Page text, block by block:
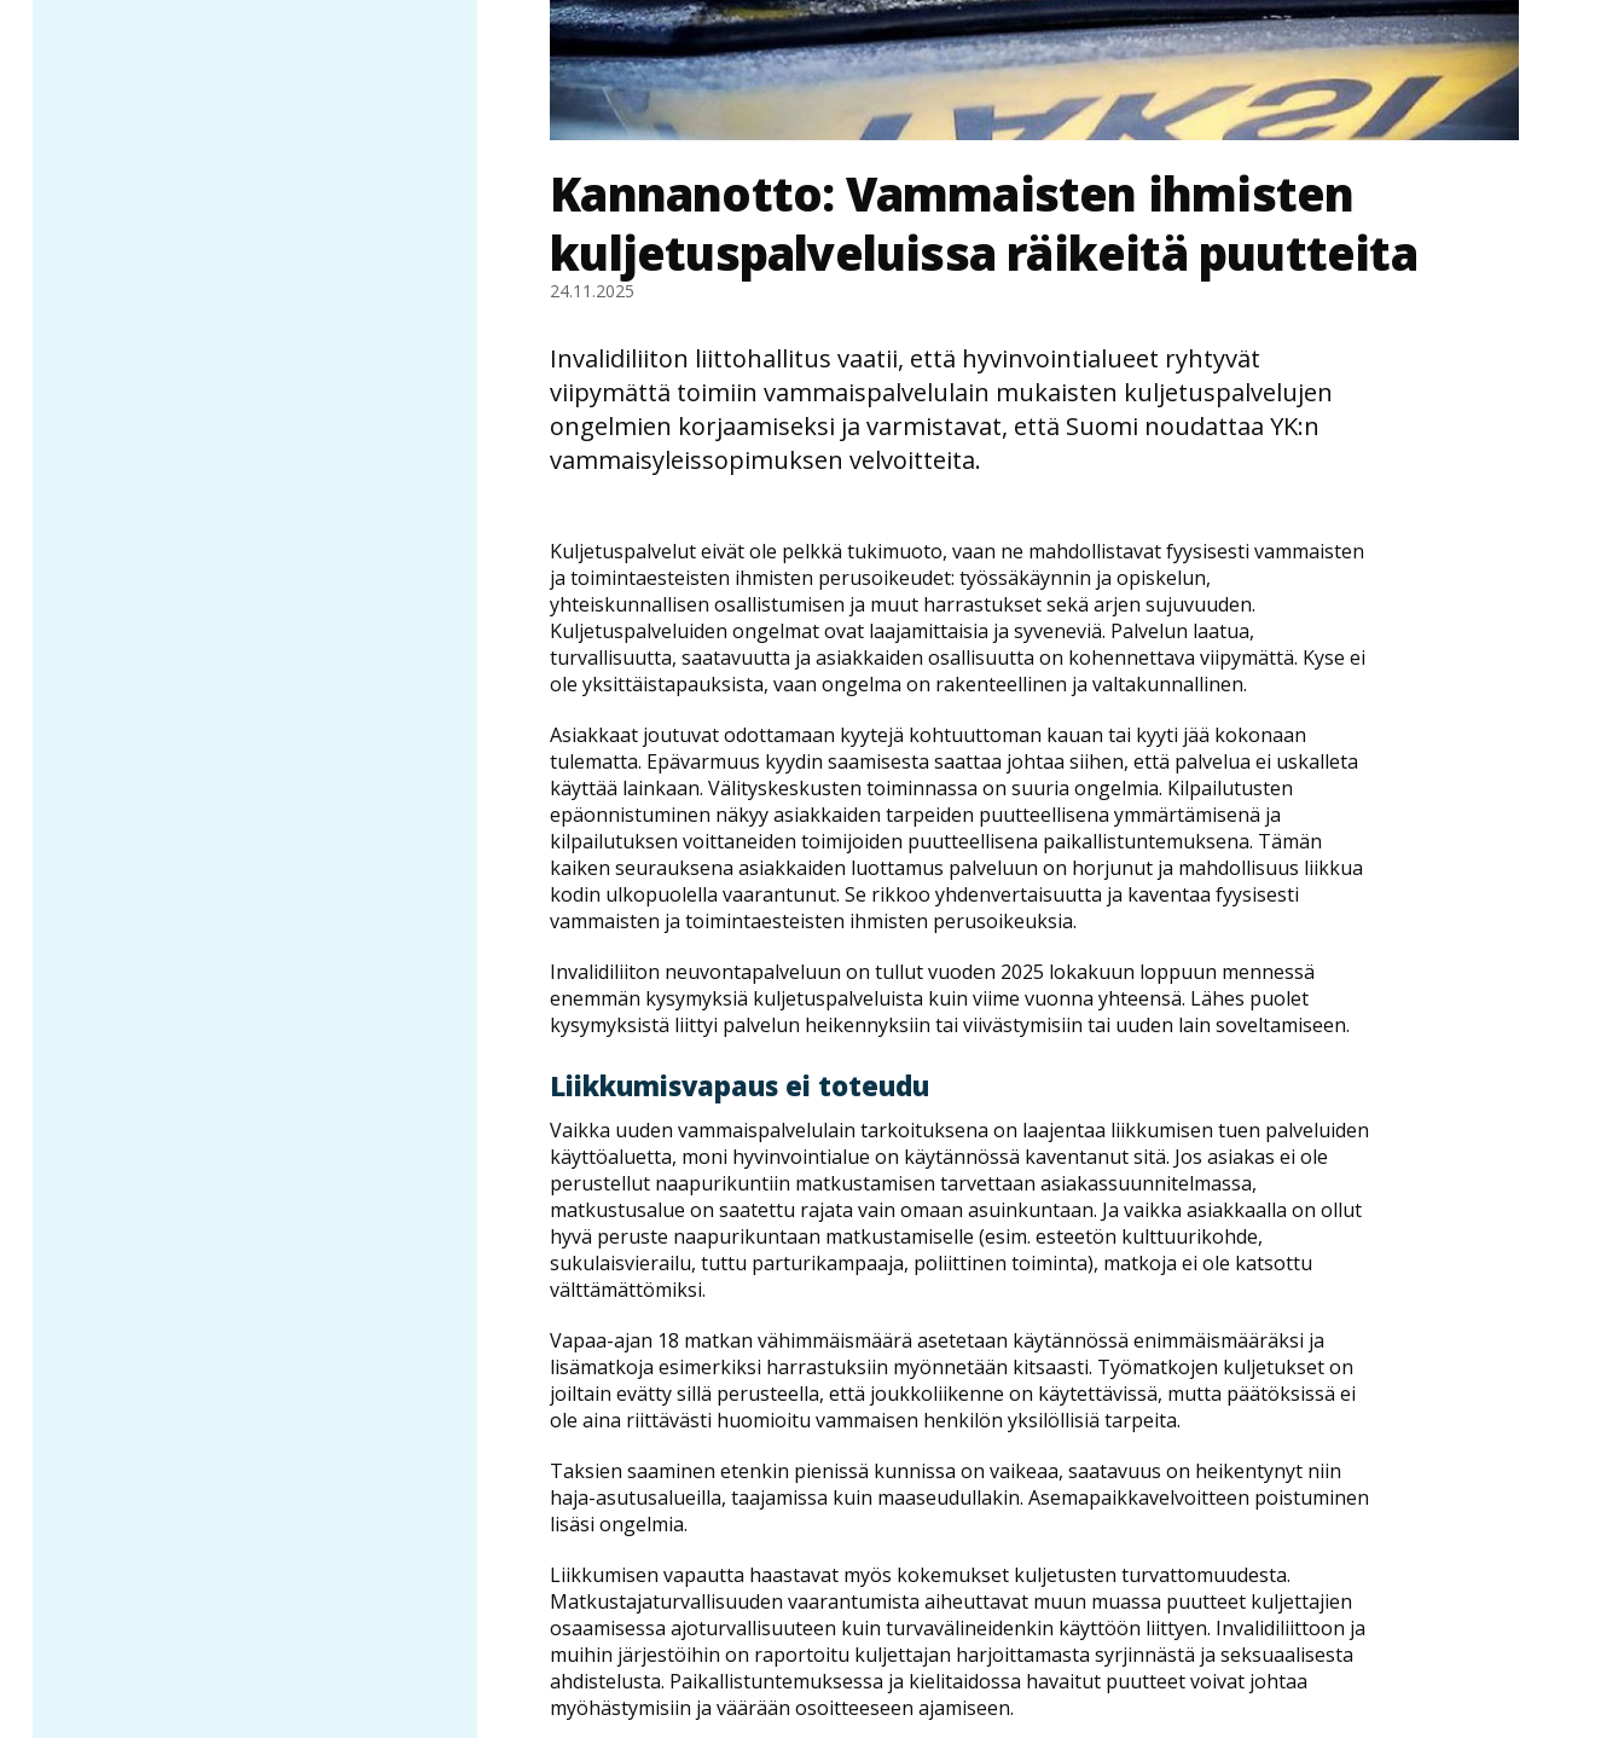
Kannanotto: Vammaisten ihmisten
kuljetuspalveluissa räikeitä puutteita
24.11.2025
Invalidiliiton liittohallitus vaatii, että hyvinvointialueet ryhtyvät
viipymättä toimiin vammaispalvelulain mukaisten kuljetuspalvelujen
ongelmien korjaamiseksi ja varmistavat, että Suomi noudattaa YK:n
vammaisyleissopimuksen velvoitteita.
Kuljetuspalvelut eivät ole pelkkä tukimuoto, vaan ne mahdollistavat fyysisesti vammaisten
ja toimintaesteisten ihmisten perusoikeudet: työssäkäynnin ja opiskelun,
yhteiskunnallisen osallistumisen ja muut harrastukset sekä arjen sujuvuuden.
Kuljetuspalveluiden ongelmat ovat laajamittaisia ja syveneviä. Palvelun laatua,
turvallisuutta, saatavuutta ja asiakkaiden osallisuutta on kohennettava viipymättä. Kyse ei
ole yksittäistapauksista, vaan ongelma on rakenteellinen ja valtakunnallinen.
Asiakkaat joutuvat odottamaan kyytejä kohtuuttoman kauan tai kyyti jää kokonaan
tulematta. Epävarmuus kyydin saamisesta saattaa johtaa siihen, että palvelua ei uskalleta
käyttää lainkaan. Välityskeskusten toiminnassa on suuria ongelmia. Kilpailutusten
epäonnistuminen näkyy asiakkaiden tarpeiden puutteellisena ymmärtämisenä ja
kilpailutuksen voittaneiden toimijoiden puutteellisena paikallistuntemuksena. Tämän
kaiken seurauksena asiakkaiden luottamus palveluun on horjunut ja mahdollisuus liikkua
kodin ulkopuolella vaarantunut. Se rikkoo yhdenvertaisuutta ja kaventaa fyysisesti
vammaisten ja toimintaesteisten ihmisten perusoikeuksia.
Invalidiliiton neuvontapalveluun on tullut vuoden 2025 lokakuun loppuun mennessä
enemmän kysymyksiä kuljetuspalveluista kuin viime vuonna yhteensä. Lähes puolet
kysymyksistä liittyi palvelun heikennyksiin tai viivästymisiin tai uuden lain soveltamiseen.
Liikkumisvapaus ei toteudu
Vaikka uuden vammaispalvelulain tarkoituksena on laajentaa liikkumisen tuen palveluiden
käyttöaluetta, moni hyvinvointialue on käytännössä kaventanut sitä. Jos asiakas ei ole
perustellut naapurikuntiin matkustamisen tarvettaan asiakassuunnitelmassa,
matkustusalue on saatettu rajata vain omaan asuinkuntaan. Ja vaikka asiakkaalla on ollut
hyvä peruste naapurikuntaan matkustamiselle (esim. esteetön kulttuurikohde,
sukulaisvierailu, tuttu parturikampaaja, poliittinen toiminta), matkoja ei ole katsottu
välttämättömiksi.
Vapaa-ajan 18 matkan vähimmäismäärä asetetaan käytännössä enimmäismääräksi ja
lisämatkoja esimerkiksi harrastuksiin myönnetään kitsaasti. Työmatkojen kuljetukset on
joiltain evätty sillä perusteella, että joukkoliikenne on käytettävissä, mutta päätöksissä ei
ole aina riittävästi huomioitu vammaisen henkilön yksilöllisiä tarpeita.
Taksien saaminen etenkin pienissä kunnissa on vaikeaa, saatavuus on heikentynyt niin
haja-asutusalueilla, taajamissa kuin maaseudullakin. Asemapaikkavelvoitteen poistuminen
lisäsi ongelmia.
Liikkumisen vapautta haastavat myös kokemukset kuljetusten turvattomuudesta.
Matkustajaturvallisuuden vaarantumista aiheuttavat muun muassa puutteet kuljettajien
osaamisessa ajoturvallisuuteen kuin turvavälineidenkin käyttöön liittyen. Invalidiliittoon ja
muihin järjestöihin on raportoitu kuljettajan harjoittamasta syrjinnästä ja seksuaalisesta
ahdistelusta. Paikallistuntemuksessa ja kielitaidossa havaitut puutteet voivat johtaa
myöhästymisiin ja väärään osoitteeseen ajamiseen.